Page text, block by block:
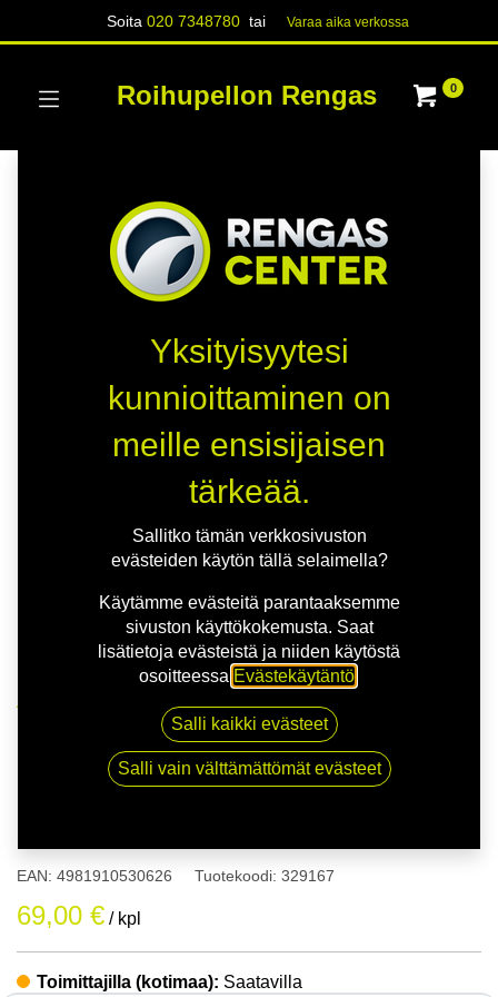
Soita020 7348780 tai Varaa aika verk​​​​ossa
Roihupellon Rengas 0
175/65R14 82H TOYO OBSERVE GSI-6
175/65R14 82H TOYO
EAN: 4981910530626 Tuotekoodi: 329167
69,00 € / kpl
Toimittajilla (kotimaa): Saatavilla
Yksityisyytesi
kunnioittaminen on
meille ensisijaisen
tärkeää.
Sallitko tämän verkkosivuston
evästeiden käytön tällä selaimella?
Käytämme evästeitä parantaaksemme
sivuston käyttökokemusta. Saat
lisätietoja evästeistä ja niiden käytöstä
osoitteessa Evästekäytäntö
Salli kaikki evästeet
Salli vain välttämättömät evästeet